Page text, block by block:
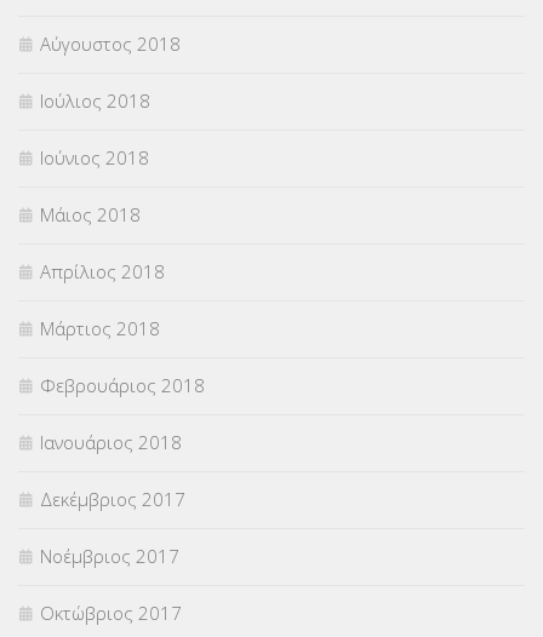
Αύγουστος 2018
Ιούλιος 2018
Ιούνιος 2018
Μάιος 2018
Απρίλιος 2018
Μάρτιος 2018
Φεβρουάριος 2018
Ιανουάριος 2018
Δεκέμβριος 2017
Νοέμβριος 2017
Οκτώβριος 2017